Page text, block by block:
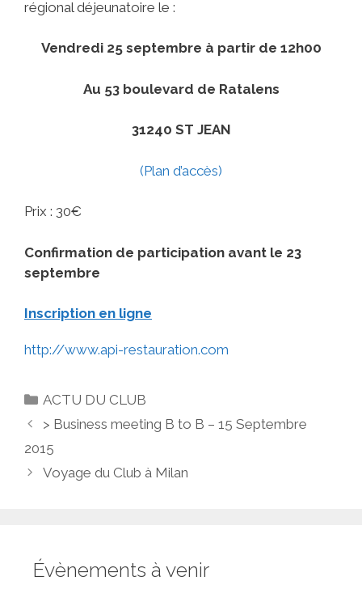
régional déjeunatoire le :
Vendredi 25 septembre à partir de 12h00
Au 53 boulevard de Ratalens
31240 ST JEAN
(Plan d’accès)
Prix : 30€
Confirmation de participation avant le 23
septembre
Inscription en ligne
http://www.api-restauration.com
Catégories
ACTU DU CLUB
> Business meeting B to B – 15 Septembre
2015
Voyage du Club à Milan
Évènements à venir